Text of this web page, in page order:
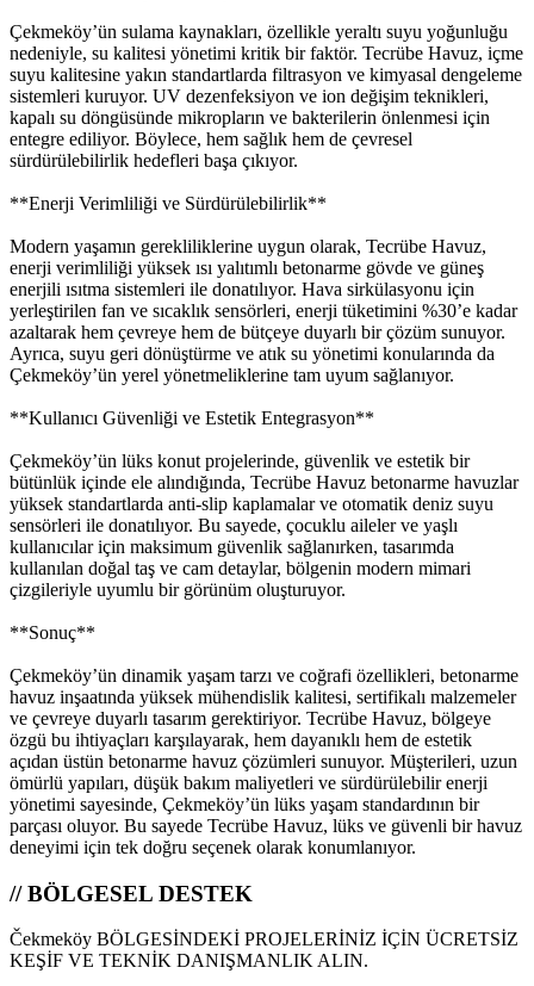
Çekmeköy’ün sulama kaynakları, özellikle yeraltı suyu yoğunluğu
nedeniyle, su kalitesi yönetimi kritik bir faktör. Tecrübe Havuz, içme
suyu kalitesine yakın standartlarda filtrasyon ve kimyasal dengeleme
sistemleri kuruyor. UV dezenfeksiyon ve ion değişim teknikleri,
kapalı su döngüsünde mikropların ve bakterilerin önlenmesi için
entegre ediliyor. Böylece, hem sağlık hem de çevresel
sürdürülebilirlik hedefleri başa çıkıyor.
**Enerji Verimliliği ve Sürdürülebilirlik**
Modern yaşamın gerekliliklerine uygun olarak, Tecrübe Havuz,
enerji verimliliği yüksek ısı yalıtımlı betonarme gövde ve güneş
enerjili ısıtma sistemleri ile donatılıyor. Hava sirkülasyonu için
yerleştirilen fan ve sıcaklık sensörleri, enerji tüketimini %30’e kadar
azaltarak hem çevreye hem de bütçeye duyarlı bir çözüm sunuyor.
Ayrıca, suyu geri dönüştürme ve atık su yönetimi konularında da
Çekmeköy’ün yerel yönetmeliklerine tam uyum sağlanıyor.
**Kullanıcı Güvenliği ve Estetik Entegrasyon**
Çekmeköy’ün lüks konut projelerinde, güvenlik ve estetik bir
bütünlük içinde ele alındığında, Tecrübe Havuz betonarme havuzlar
yüksek standartlarda anti‑slip kaplamalar ve otomatik deniz suyu
sensörleri ile donatılıyor. Bu sayede, çocuklu aileler ve yaşlı
kullanıcılar için maksimum güvenlik sağlanırken, tasarımda
kullanılan doğal taş ve cam detaylar, bölgenin modern mimari
çizgileriyle uyumlu bir görünüm oluşturuyor.
**Sonuç**
Çekmeköy’ün dinamik yaşam tarzı ve coğrafi özellikleri, betonarme
havuz inşaatında yüksek mühendislik kalitesi, sertifikalı malzemeler
ve çevreye duyarlı tasarım gerektiriyor. Tecrübe Havuz, bölgeye
özgü bu ihtiyaçları karşılayarak, hem dayanıklı hem de estetik
açıdan üstün betonarme havuz çözümleri sunuyor. Müşterileri, uzun
ömürlü yapıları, düşük bakım maliyetleri ve sürdürülebilir enerji
yönetimi sayesinde, Çekmeköy’ün lüks yaşam standardının bir
parçası oluyor. Bu sayede Tecrübe Havuz, lüks ve güvenli bir havuz
deneyimi için tek doğru seçenek olarak konumlanıyor.
// BÖLGESEL DESTEK
Čekmeköy BÖLGESİNDEKİ PROJELERİNİZ İÇİN ÜCRETSİZ
KEŞİF VE TEKNİK DANIŞMANLIK ALIN.